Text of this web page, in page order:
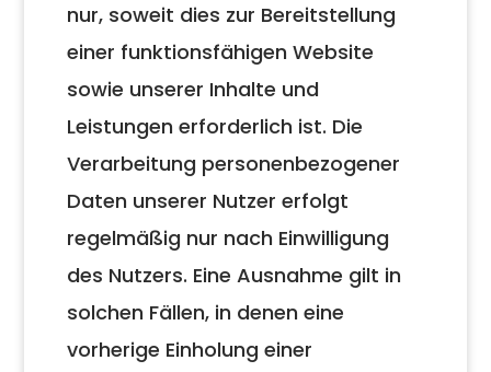
nur, soweit dies zur Bereitstellung
einer funktionsfähigen Website
sowie unserer Inhalte und
Leistungen erforderlich ist. Die
Verarbeitung personenbezogener
Daten unserer Nutzer erfolgt
regelmäßig nur nach Einwilligung
des Nutzers. Eine Ausnahme gilt in
solchen Fällen, in denen eine
vorherige Einholung einer